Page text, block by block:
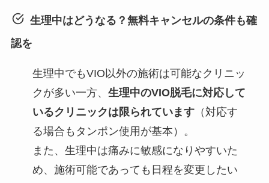
生理中はどうなる？無料キャンセルの条件も確
認を
生理中でもVIO以外の施術は可能なクリニッ
クが多い一方、 生理中のVIO脱毛に対応して
いるクリニックは限られています（対応す
る場合もタンポン使用が基本）。
また、生理中は痛みに敏感になりやすいた
め、施術可能であっても日程を変更したい